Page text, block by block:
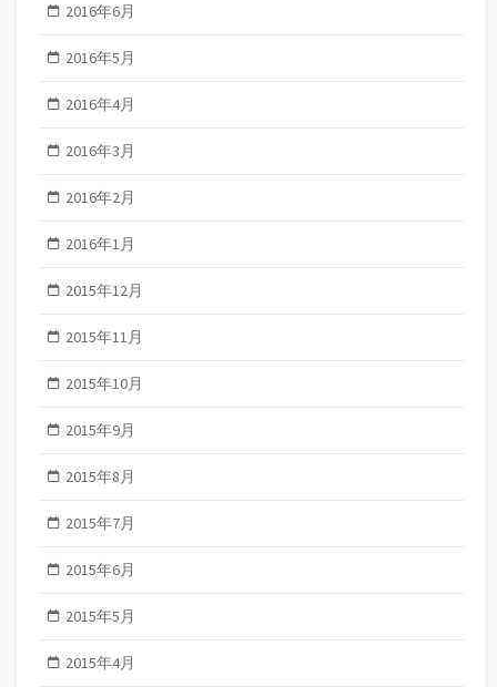
2016年6月
2016年5月
2016年4月
2016年3月
2016年2月
2016年1月
2015年12月
2015年11月
2015年10月
2015年9月
2015年8月
2015年7月
2015年6月
2015年5月
2015年4月